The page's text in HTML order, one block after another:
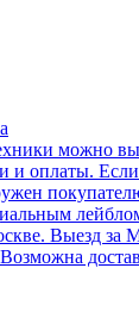
можно
и оплаты.
Выезд за